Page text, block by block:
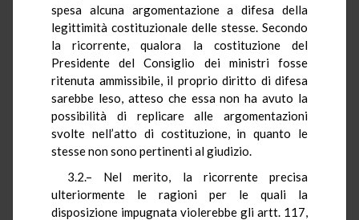
spesa alcuna argomentazione a difesa della
legittimità costituzionale delle stesse. Secondo
la ricorrente, qualora la costituzione del
Presidente del Consiglio dei ministri fosse
ritenuta ammissibile, il proprio diritto di difesa
sarebbe leso, atteso che essa non ha avuto la
possibilità di replicare alle argomentazioni
svolte nell’atto di costituzione, in quanto le
stesse non sono pertinenti al giudizio.
3.2.– Nel merito, la ricorrente precisa
ulteriormente le ragioni per le quali la
disposizione impugnata violerebbe gli artt. 117,